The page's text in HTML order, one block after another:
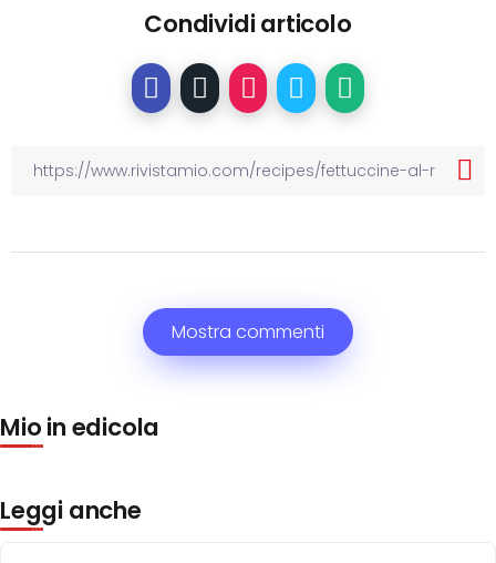
Condividi articolo
Mostra commenti
Mio in edicola
Leggi anche